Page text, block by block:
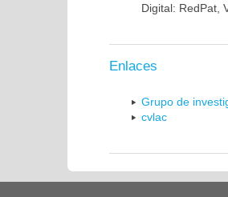
Digital: RedPat,
Enlaces
Grupo de
cvlac